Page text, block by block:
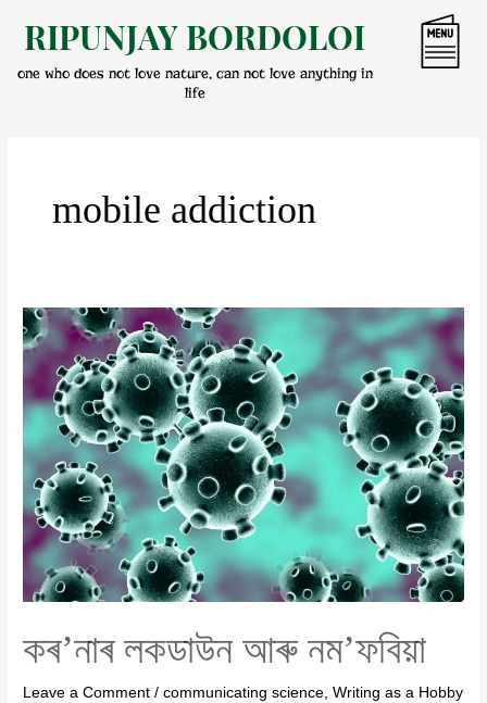
content
RIPUNJAY BORDOLOI
one who does not love nature, can not love anything in
life
mobile addiction
কৰ’নাৰ লকডাউন আৰু নম’ফবিয়া
Leave a Comment /communicating science,Writing as a Hobby
কৰ’নাৰ
লকডাউন
আৰু
নম’ফবিয়া